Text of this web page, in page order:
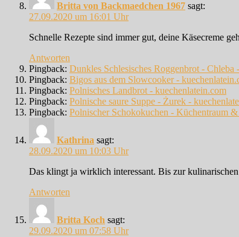
Britta von Backmaedchen 1967 sagt:
27.09.2020 um 16:01 Uhr
Schnelle Rezepte sind immer gut, deine Käsecreme
Antworten
Pingback: Dunkles Schlesisches Roggenbrot - Chleba
Pingback: Bigos aus dem Slowcooker -
Pingback: Polnisches Landbrot - kuechenlatein.com
Pingback: Polnische saure Suppe - Żurek -
Pingback: Polnischer Schokokuchen - Küchentraum
Kathrina sagt:
28.09.2020 um 10:03 Uhr
Das klingt ja wirklich interessant. Bis zur
Antworten
Britta Koch sagt:
29.09.2020 um 07:58 Uhr